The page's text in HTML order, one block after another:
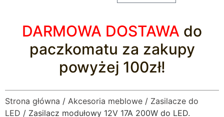
DARMOWA DOSTAWA do
paczkomatu za zakupy
powyżej 100zł!
Strona główna / Akcesoria meblowe / Zasilacze do
LED / Zasilacz modułowy 12V 17A 200W do LED.